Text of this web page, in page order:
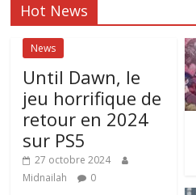
Hot News
News
Until Dawn, le
jeu horrifique de
retour en 2024
sur PS5
27 octobre 2024
Midnailah
0